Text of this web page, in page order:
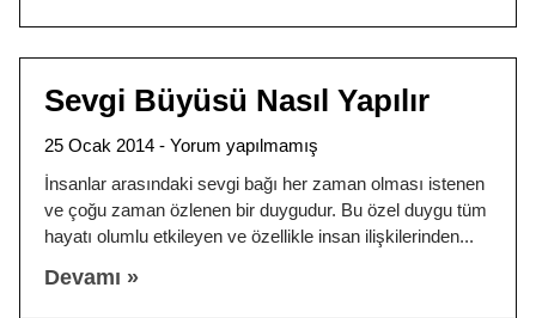
Sevgi Büyüsü Nasıl Yapılır
25 Ocak 2014
Yorum yapılmamış
İnsanlar arasındaki sevgi bağı her zaman olması istenen
ve çoğu zaman özlenen bir duygudur. Bu özel duygu tüm
hayatı olumlu etkileyen ve özellikle insan ilişkilerinden
Devamı »